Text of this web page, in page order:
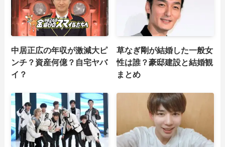
中居正広の年収が激減大ピ
ンチ？資産何億？自宅ヤバ
イ？
草なぎ剛が結婚した一般女
性は誰？豪邸建設と結婚観
まとめ